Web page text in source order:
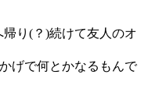
り(？)続けて友人のオ
げで何とかなるもんで